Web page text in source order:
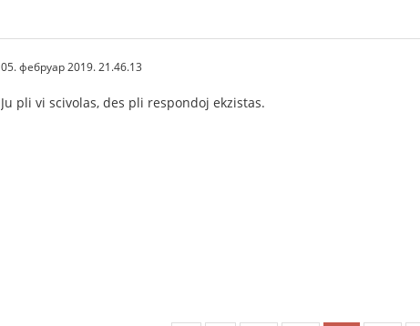
05. фебруар 2019. 21.46.13
Ju pli vi scivolas, des pli respondoj ekzistas.